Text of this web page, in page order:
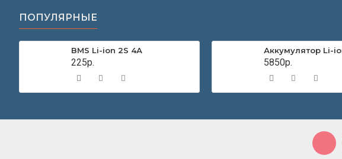
ПОПУЛЯРНЫЕ
BMS Li-ion 2S 4А
225р. 5850р.